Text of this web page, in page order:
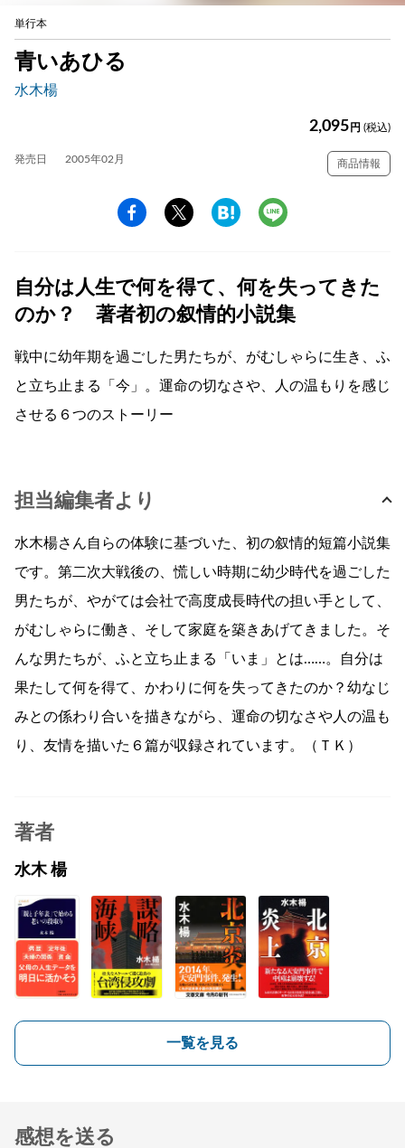
単行本
青いあひる
水木楊
2,095 円 (税込)
発売日 2005年02月 商品情報
自分は人生で何を得て、何を失ってきた
のか？ 著者初の叙情的小説集
戦中に幼年期を過ごした男たちが、がむしゃらに生き、ふ
と立ち止まる「今」。運命の切なさや、人の温もりを感じ
させる６つのストーリー
担当編集者より
水木楊さん自らの体験に基づいた、初の叙情的短篇小説集
です。第二次大戦後の、慌しい時期に幼少時代を過ごした
男たちが、やがては会社で高度成長時代の担い手として、
がむしゃらに働き、そして家庭を築きあげてきました。そ
んな男たちが、ふと立ち止まる「いま」とは……。自分は
果たして何を得て、かわりに何を失ってきたのか？幼なじ
みとの係わり合いを描きながら、運命の切なさや人の温も
り、友情を描いた６篇が収録されています。（ＴＫ）
著者
水木 楊
一覧を見る
感想を送る